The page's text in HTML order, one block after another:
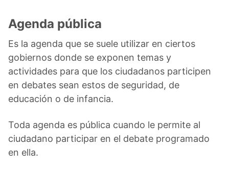
Agenda pública
Es la agenda que se suele utilizar en ciertos
gobiernos donde se exponen temas y
actividades para que los ciudadanos participen
en debates sean estos de seguridad, de
educación o de infancia.
Toda agenda es pública cuando le permite al
ciudadano participar en el debate programado
en ella.